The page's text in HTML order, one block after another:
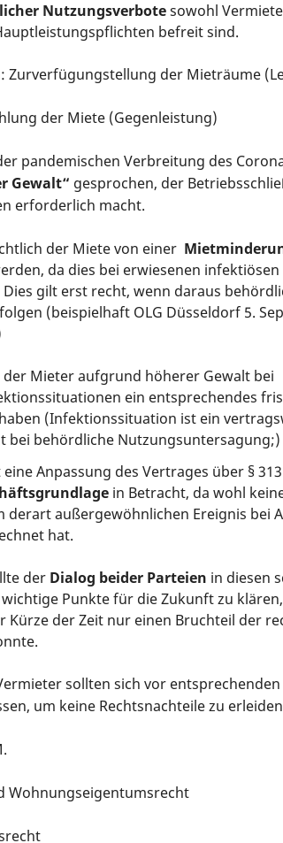
Nutzungsverbotesowohl
befreit sind.
der Mieträume
der Miete (Gegenleistung)
pandemischen Verbreitung des
Gewalt“ gesprochen, der
erforderlich macht.
der Miete von einer
da dies bei erwiesenen infektiösen
Dies gilt erst recht, wenn daraus
(beispielhaft OLG Düsseldorf 5.
Mieter aufgrund höherer Gewalt bei
ein entsprechendes
(Infektionssituation ist ein
bei behördliche Nutzungsuntersagung;)
Anpassung des Vertrages über §
in Betracht, da wohl
derart außergewöhnlichen Ereignis bei
hat.
der Dialog beider Parteien in diesen
Punkte für die Zukunft zu
Kürze der Zeit nur einen Bruchteil der
sollten sich vor
um keine Rechtsnachteile zu
Wohnungseigentumsrecht